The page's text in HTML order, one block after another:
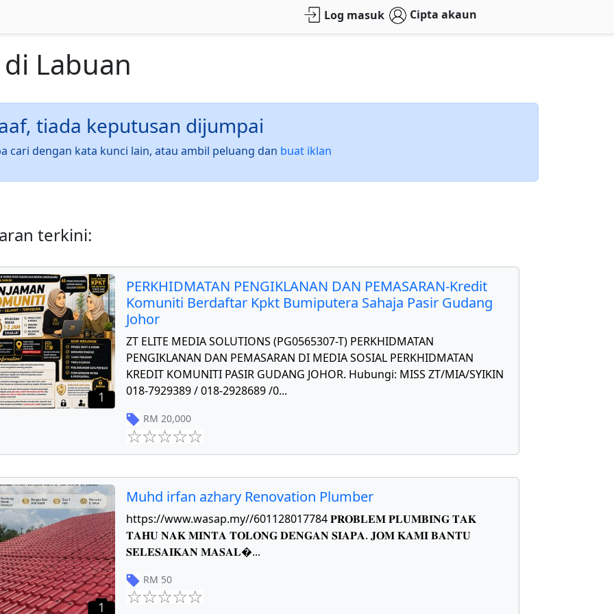
Log masuk Cipta akaun
di Labuan
tiada keputusan dijumpai
cari dengan kata kunci lain, atau ambil peluang dan buat iklan
terkini:
1
PERKHIDMATAN PENGIKLANAN DAN PEMASARAN-Kredit
Komuniti Berdaftar Kpkt Bumiputera Sahaja Pasir Gudang
Johor
ZT ELITE MEDIA SOLUTIONS (PG0565307-T) PERKHIDMATAN
PENGIKLANAN DAN PEMASARAN DI MEDIA SOSIAL PERKHIDMATAN
KREDIT KOMUNITI PASIR GUDANG JOHOR. Hubungi: MISS ZT/MIA/SYIKIN
018-7929389 / 018-2928689 /0...
RM 20,000
1
Muhd irfan azhary Renovation Plumber
https://www.wasap.my//601128017784 𝐏𝐑𝐎𝐁𝐋𝐄𝐌 𝐏𝐋𝐔𝐌𝐁𝐈𝐍𝐆 𝐓𝐀𝐊
𝐓𝐀𝐇𝐔 𝐍𝐀𝐊 𝐌𝐈𝐍𝐓𝐀 𝐓𝐎𝐋𝐎𝐍𝐆 𝐃𝐄𝐍𝐆𝐀𝐍 𝐒𝐈𝐀𝐏𝐀. 𝐉𝐎𝐌 𝐊𝐀𝐌𝐈 𝐁𝐀𝐍𝐓𝐔
𝐒𝐄𝐋𝐄𝐒𝐀𝐈𝐊𝐀𝐍 𝐌𝐀𝐒𝐀𝐋...
RM 50